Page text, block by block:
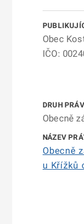
Obec
IČO:
Obecně
Obecně
u Křížků